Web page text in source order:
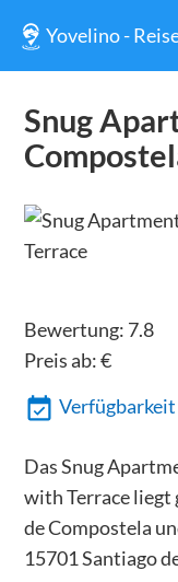
Yovelino -
Snug
Bewertung: 7.8
Preis ab:€
Das Snug
with Terrace liegt
de Compostela
15701 Santiago